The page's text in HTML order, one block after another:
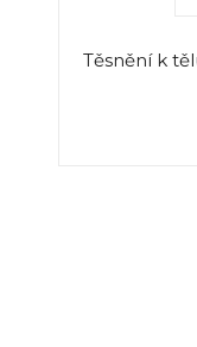
Těsnění k